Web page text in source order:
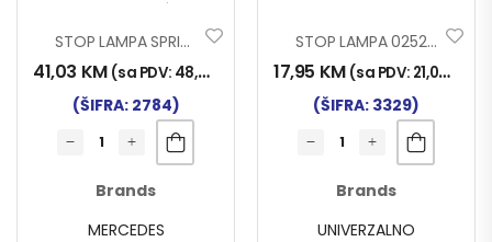
STOP LAMPA SPRINTER L
41,03 KM (sa PDV: 48,00
(ŠIFRA: 2784)
Brands
MERCEDES
STOP LAMPA 0252 BIJELA
17,95 KM (sa PDV: 21,00
(ŠIFRA: 3329)
Brands
UNIVERZALNO